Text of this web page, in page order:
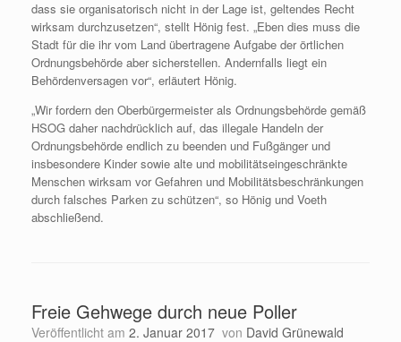
dass sie organisatorisch nicht in der Lage ist, geltendes Recht
wirksam durchzusetzen“, stellt Hönig fest. „Eben dies muss die
Stadt für die ihr vom Land übertragene Aufgabe der örtlichen
Ordnungsbehörde aber sicherstellen. Andernfalls liegt ein
Behördenversagen vor“, erläutert Hönig.
„Wir fordern den Oberbürgermeister als Ordnungsbehörde gemäß
HSOG daher nachdrücklich auf, das illegale Handeln der
Ordnungsbehörde endlich zu beenden und Fußgänger und
insbesondere Kinder sowie alte und mobilitätseingeschränkte
Menschen wirksam vor Gefahren und Mobilitätsbeschränkungen
durch falsches Parken zu schützen“, so Hönig und Voeth
abschließend.
Freie Gehwege durch neue Poller
Veröffentlicht am 2. Januar 2017 von David Grünewald